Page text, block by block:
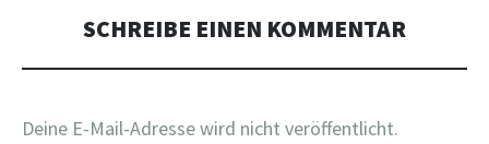
SCHREIBE EINEN KOMMENTAR
Deine E-Mail-Adresse wird nicht veröffentlicht.